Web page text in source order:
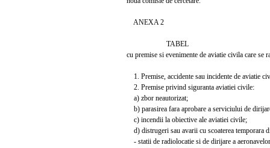
ANEXA 2
TABEL
cu premise si evenimente de aviatie civila care
1. Premise, accidente sau incidente de aviatie
2. Premise privind siguranta aviatiei civile:
a) zbor neautorizat;
b) parasirea fara aprobare a serviciului de
c) incendii la obiective ale aviatiei civile;
d) distrugeri sau avarii cu scoaterea temporara
- statii de radiolocatie si de dirijare a